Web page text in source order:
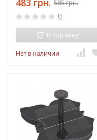
встроенным
аккумулятором
483 грн. 585 грн.
0
В корзину
Нет в наличии